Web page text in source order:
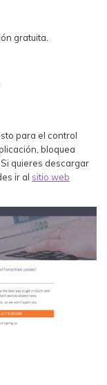
gratuita.
para el control
bloquea
quieres descargar
ir al sitio web